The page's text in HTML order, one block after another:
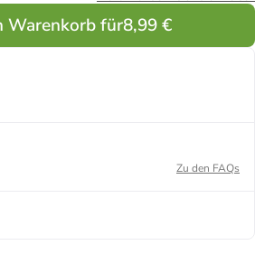
Warenkorb für8,99 €
Zu den FAQs